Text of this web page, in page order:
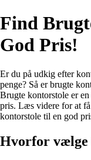
Find
God Pris!
Er du på udkig efter
penge? Så er brugte
Brugte kontorstole er
pris. Læs videre for at
kontorstole til en god
Hvorfor vælge